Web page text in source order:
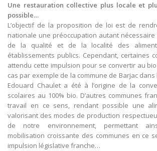
Une restauration collective plus locale et
possible…
L’objectif de la proposition de loi est de
nationale une préoccupation autant nécessaire
de la qualité et de la localité des
établissements publics. Cependant, certaines
attendu cette impulsion pour se convertir au bio
cas par exemple de la commune de Barjac
Edouard Chaulet a été à l’origine de la
scolaires au 100% bio. D’autres communes
travail en ce sens, rendant possible une
valorisant des modes de production
de notre environnement, permettant
mobilisation croissante des communes en ce
impulsion législative franche…